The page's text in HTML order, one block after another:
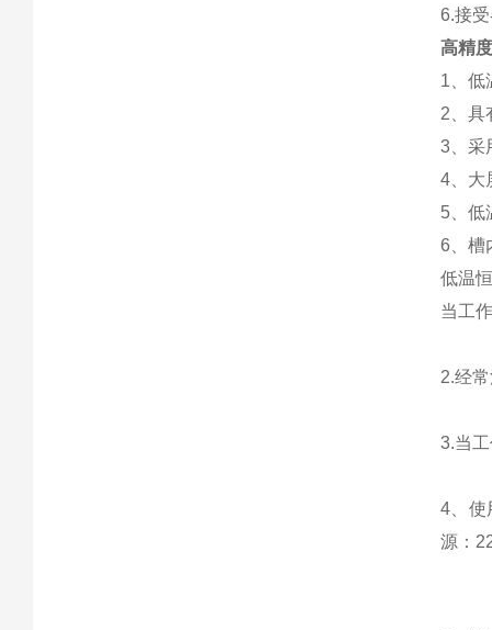
6.接
高精
1、低
2、具
3、采
4、大
5、低
6、槽
低温
当工
2.经
3.当
4、使
源：